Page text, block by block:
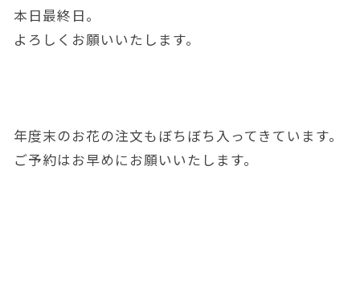
本日最終日。
よろしくお願いいたします。
年度末のお花の注文もぼちぼち入ってきています。
ご予約はお早めにお願いいたします。